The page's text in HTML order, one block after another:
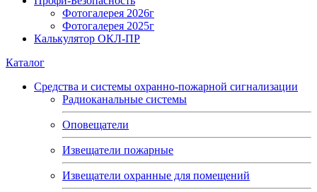
Фотогалерея 2026г
Фотогалерея 2025г
Калькулятор ОКЛ-ПР
Каталог
Средства и системы охранно-пожарной сигнализации
Радиоканальные системы
Оповещатели
Извещатели пожарные
Извещатели охранные для помещений